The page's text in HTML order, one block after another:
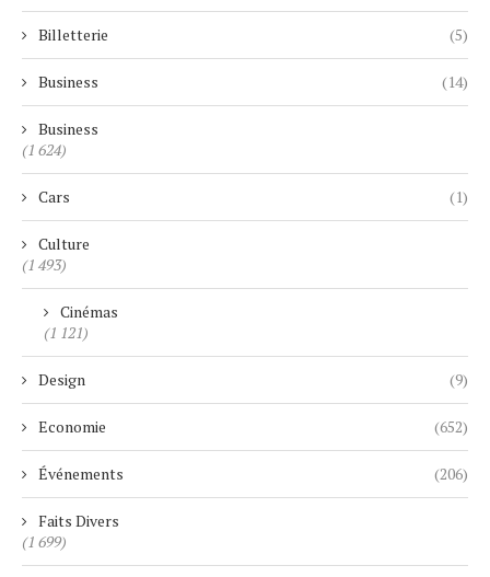
Billetterie (5)
Business (14)
Business
(1 624)
Cars (1)
Culture
(1 493)
Cinémas
(1 121)
Design (9)
Economie (652)
Événements (206)
Faits Divers
(1 699)